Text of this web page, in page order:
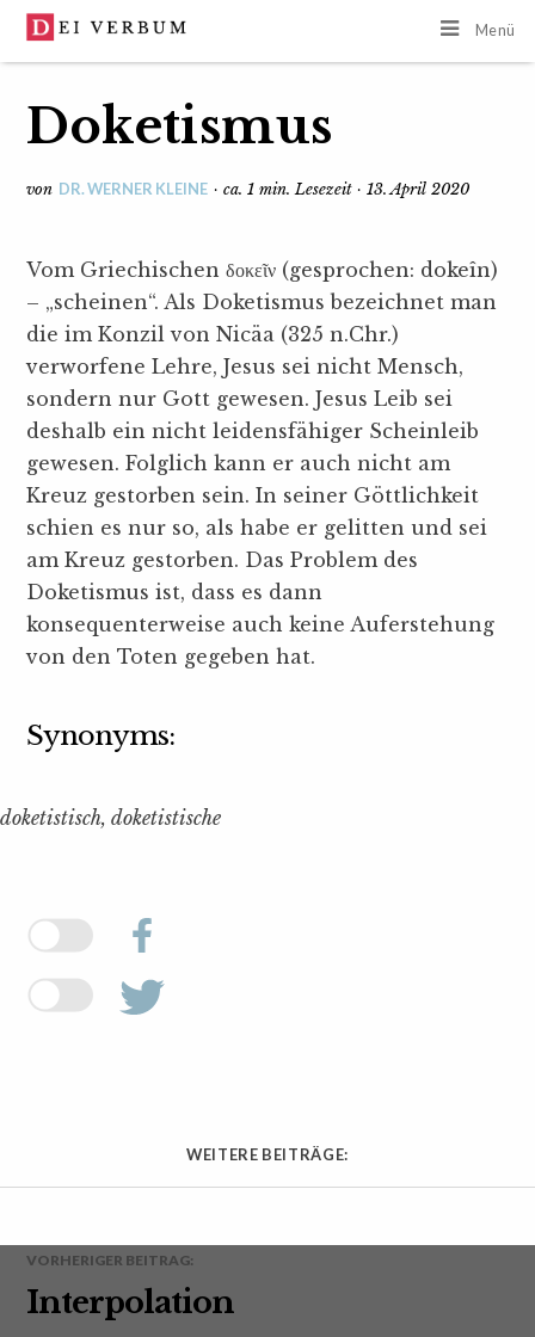
Menü
Doketismus
von DR. WERNER KLEINE · ca. 1 min. Lesezeit · 13. April 2020
Vom Griechischen δοκεῖν (gesprochen: dokeîn)
– „scheinen“. Als Doketismus bezeichnet man
die im Konzil von Nicäa (325 n.Chr.)
verworfene Lehre, Jesus sei nicht Mensch,
sondern nur Gott gewesen. Jesus Leib sei
deshalb ein nicht leidensfähiger Scheinleib
gewesen. Folglich kann er auch nicht am
Kreuz gestorben sein. In seiner Göttlichkeit
schien es nur so, als habe er gelitten und sei
am Kreuz gestorben. Das Problem des
Doketismus ist, dass es dann
konsequenterweise auch keine Auferstehung
von den Toten gegeben hat.
Synonyms:
doketistisch, doketistische
WEITERE BEITRÄGE:
VORHERIGER BEITRAG:
Interpolation